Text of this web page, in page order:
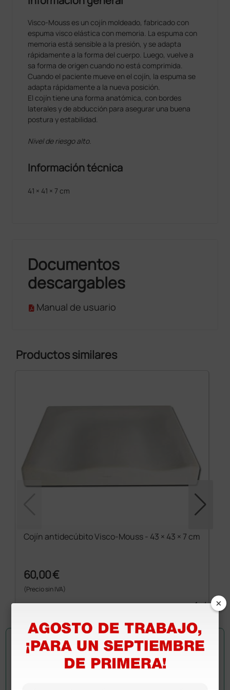
Visco-Mouss es un cojín moldeado, fabricado con
espuma visco elástica con memoria. La espuma con
memoria está sensible a la presión, y se adapta
rápidamente a la forma del cuerpo. Luego, vuelve a
sa forma de origen cuando no está comprimida.
Cuando el paciente mueve en el cojín, la espuma se
adapta rápidamente a la nueva posición.
El cojín tiene una forma anatómica, con bordes
laterales y de abducción para asegurar una buena
postura y estabilidad.
Nivel de riesgo alto.
Información técnica
41 × 41 × 7 cm
Documentos
descargables
Manual de usuario
Productos similares
Cojín antidecúbito Visco-Mouss - 43 × 43 × 7 cm
60,00 €
(Precio sin IVA)
1 ud.
×